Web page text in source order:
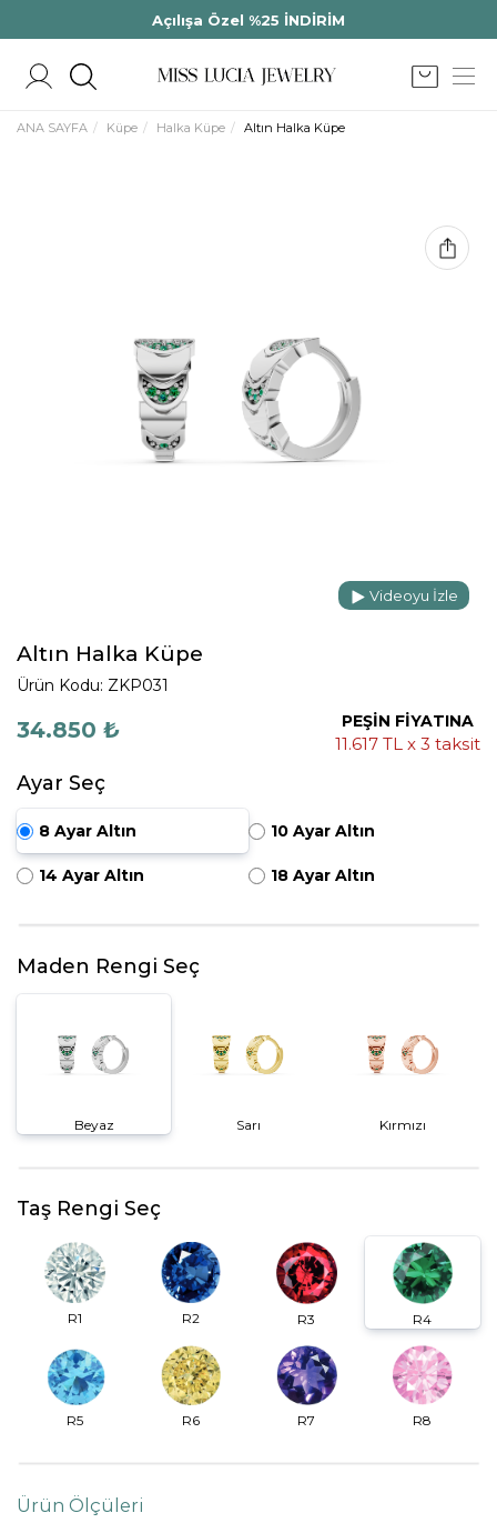
Açılışa Özel %25 İNDİRİM
ANA SAYFA Küpe Halka Küpe Altın Halka Küpe
Videoyu İzle
Altın Halka Küpe
Ürün Kodu: ZKP031
34.850 ₺ PEŞİN FİYATINA
11.617 TL x 3 taksit
Ayar Seç
8 Ayar Altın 10 Ayar Altın
14 Ayar Altın 18 Ayar Altın
Maden Rengi Seç
Beyaz Sarı Kırmızı
Taş Rengi Seç
R1 R2 R3 R4
R5 R6 R7 R8
Ürün Ölçüleri